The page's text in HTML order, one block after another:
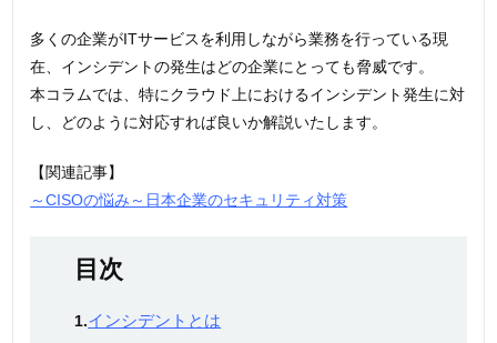
多くの企業がITサービスを利用しながら業務を行っている現
在、インシデントの発生はどの企業にとっても脅威です。
本コラムでは、特にクラウド上におけるインシデント発生に対
し、どのように対応すれば良いか解説いたします。
【関連記事】
～CISOの悩み～日本企業のセキュリティ対策
目次
1.インシデントとは